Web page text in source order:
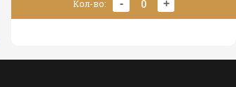
Кол-во: - 0 +